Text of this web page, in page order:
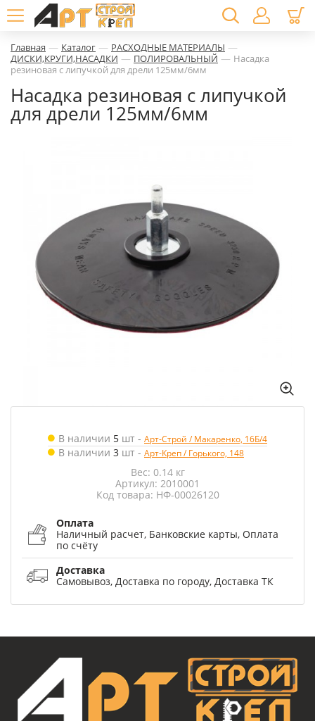
Главная — Каталог — РАСХОДНЫЕ МАТЕРИАЛЫ —
ДИСКИ,КРУГИ,НАСАДКИ — ПОЛИРОВАЛЬНЫЙ — Насадка
резиновая с липучкой для дрели 125мм/6мм
Насадка резиновая с липучкой
для дрели 125мм/6мм
В наличии 5 шт - Арт-Строй / Макаренко, 16Б/4
В наличии 3 шт - Арт-Креп / Горького, 148
Вес: 0.14 кг
Артикул: 2010001
Код товара: НФ-00026120
Оплата
Наличный расчет, Банковские карты, Оплата
по счёту
Доставка
Самовывоз, Доставка по городу, Доставка ТК